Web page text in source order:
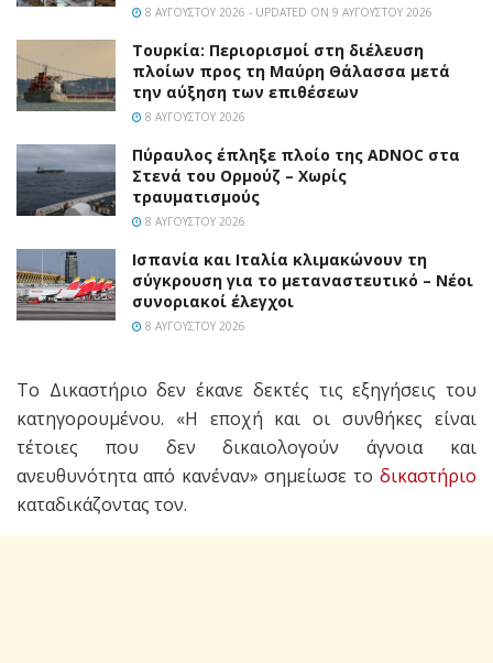
8 ΑΥΓΟΎΣΤΟΥ 2026 - UPDATED ON 9 ΑΥΓΟΎΣΤΟΥ 2026
Τουρκία: Περιορισμοί στη διέλευση
πλοίων προς τη Μαύρη Θάλασσα μετά
την αύξηση των επιθέσεων
8 ΑΥΓΟΎΣΤΟΥ 2026
Πύραυλος έπληξε πλοίο της ADNOC στα
Στενά του Ορμούζ – Χωρίς
τραυματισμούς
8 ΑΥΓΟΎΣΤΟΥ 2026
Ισπανία και Ιταλία κλιμακώνουν τη
σύγκρουση για το μεταναστευτικό – Νέοι
συνοριακοί έλεγχοι
8 ΑΥΓΟΎΣΤΟΥ 2026
Το Δικαστήριο δεν έκανε δεκτές τις εξηγήσεις του
κατηγορουμένου. «Η εποχή και οι συνθήκες είναι
τέτοιες που δεν δικαιολογούν άγνοια και
ανευθυνότητα από κανέναν» σημείωσε το δικαστήριο
καταδικάζοντας τον.